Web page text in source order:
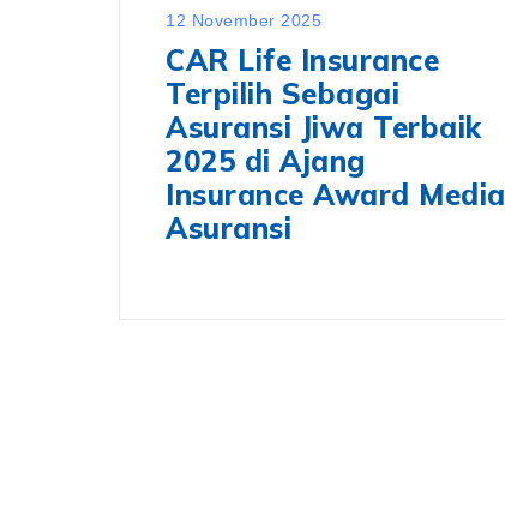
12 November 2025
CAR Life Insurance
Terpilih Sebagai
Asuransi Jiwa Terbaik
2025 di Ajang
Insurance Award Media
Asuransi